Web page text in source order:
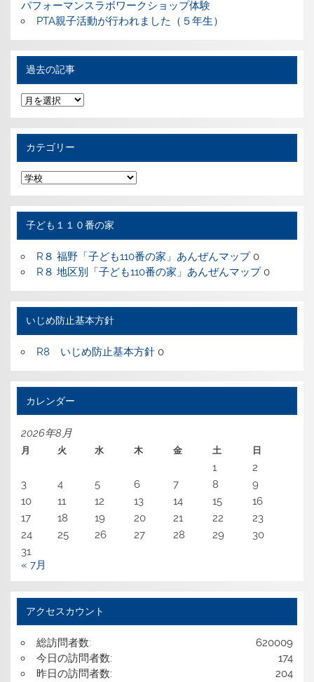
パフォーマンスラボワークショップ体験
PTA親子活動が行われました（５年生）
過去の記事
過
去
の
記
カテゴリー
カ
テ
ゴ
リ
子ども１１０番の家
R８ 福野「子ども110番の家」あんぜんマップ0
R８ 地区別「子ども110番の家」あんぜんマップ0
いじめ防止基本方針
R8 いじめ防止基本方針0
カレンダー
2026年8月
月 火 水 木 金 土 日
1
2
3
4 5 6 7 8
9
10
11 12 13 14 15
16
17
18 19 20 21 22
23
24
25 26 27 28 29
30
31
« 7月
アクセスカウント
620009
総訪問者数:
174
今日の訪問者数:
204
昨日の訪問者数: